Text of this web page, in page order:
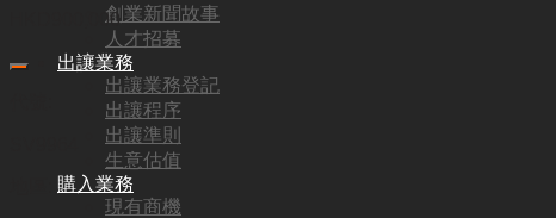
創業新聞故事
人才招募
出讓業務
出讓業務登記
出讓程序
出讓準則
生意估值
購入業務
現有商機
900,000